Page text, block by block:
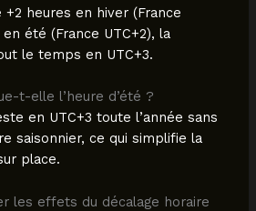
heures en hiver (France
en été (France UTC+2), la
le temps en UTC+3.
t-elle l’heure d’été ?
en UTC+3 toute l’année sans
saisonnier, ce qui simplifie la
place.
les effets du décalage horaire